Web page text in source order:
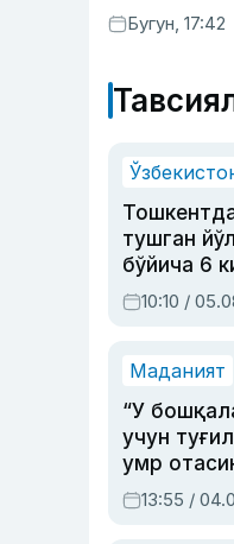
Бугун, 17:42
тушган
бўйича 6
ҳукми
10:10 /
Маданият
“У
учун
умр
актриса
устаси
13:55 /